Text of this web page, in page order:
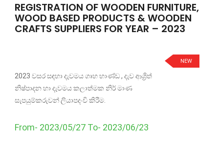
REGISTRATION OF WOODEN FURNITURE,
WOOD BASED PRODUCTS & WOODEN
CRAFTS SUPPLIERS FOR YEAR – 2023
NEW
2023 වසර සඳහා දැවමය ගෘහ භාණ්ඩ , දැව ආශ්‍රිත්
නිෂ්පාදන හා දැවමය කලාත්මක නිර් මාණ
සැපයුම්කරුවන් ලියාපදංචි කිරීම.
From- 2023/05/27 To- 2023/06/23